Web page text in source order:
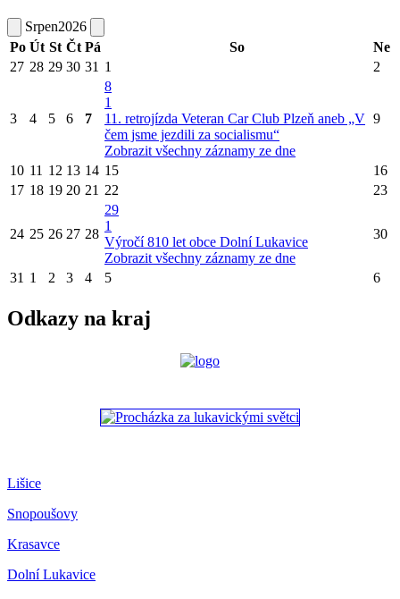
Srpen2026
Po Út St Čt Pá So
Ne
27 28 29 30 31 1 2
3 4 5 6 7
8
1
11. retrojízda Veteran Car Club Plzeň aneb „V
čem jsme jezdili za socialismu“
Zobrazit všechny záznamy ze dne
9
10 11 12 13 14 15
16
17 18 19 20 21 22 23
24 25 26 27 28
29
1
Výročí 810 let obce Dolní Lukavice
Zobrazit všechny záznamy ze dne
30
31 1 2 3 4 5 6
Odkazy na kraj
Lišice
Snopoušovy
Krasavce
Dolní Lukavice